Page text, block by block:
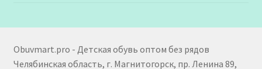
Obuvmart.pro - Детская обувь оптом без рядов
Челябинская область, г. Магнитогорск, пр. Ленина 89,